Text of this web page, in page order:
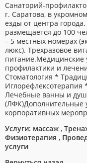
Санаторий-
г. Саратова, в
езды от центра
размещается до 100
– 5 местных номерах
люкс). Трехразовое
питание.Медицинские
профилактики и
Стоматология *
Лечебные ванны и
(ЛФК)Дополнительные
корпоративных
Услуги: массаж ,
Физиотерапия ,
услуги